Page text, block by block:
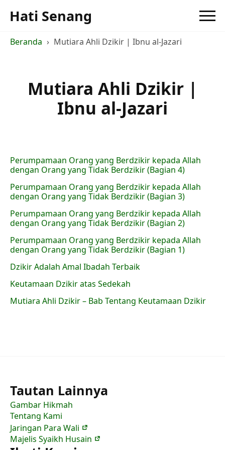
Hati Senang
Beranda Mutiara Ahli Dzikir | Ibnu al-Jazari
Mutiara Ahli Dzikir |
Ibnu al-Jazari
Perumpamaan Orang yang Berdzikir kepada Allah
dengan Orang yang Tidak Berdzikir (Bagian 4)
Perumpamaan Orang yang Berdzikir kepada Allah
dengan Orang yang Tidak Berdzikir (Bagian 3)
Perumpamaan Orang yang Berdzikir kepada Allah
dengan Orang yang Tidak Berdzikir (Bagian 2)
Perumpamaan Orang yang Berdzikir kepada Allah
dengan Orang yang Tidak Berdzikir (Bagian 1)
Dzikir Adalah Amal Ibadah Terbaik
Keutamaan Dzikir atas Sedekah
Mutiara Ahli Dzikir – Bab Tentang Keutamaan Dzikir
Tautan Lainnya
Gambar Hikmah
Tentang Kami
Jaringan Para Wali
Majelis Syaikh Husain